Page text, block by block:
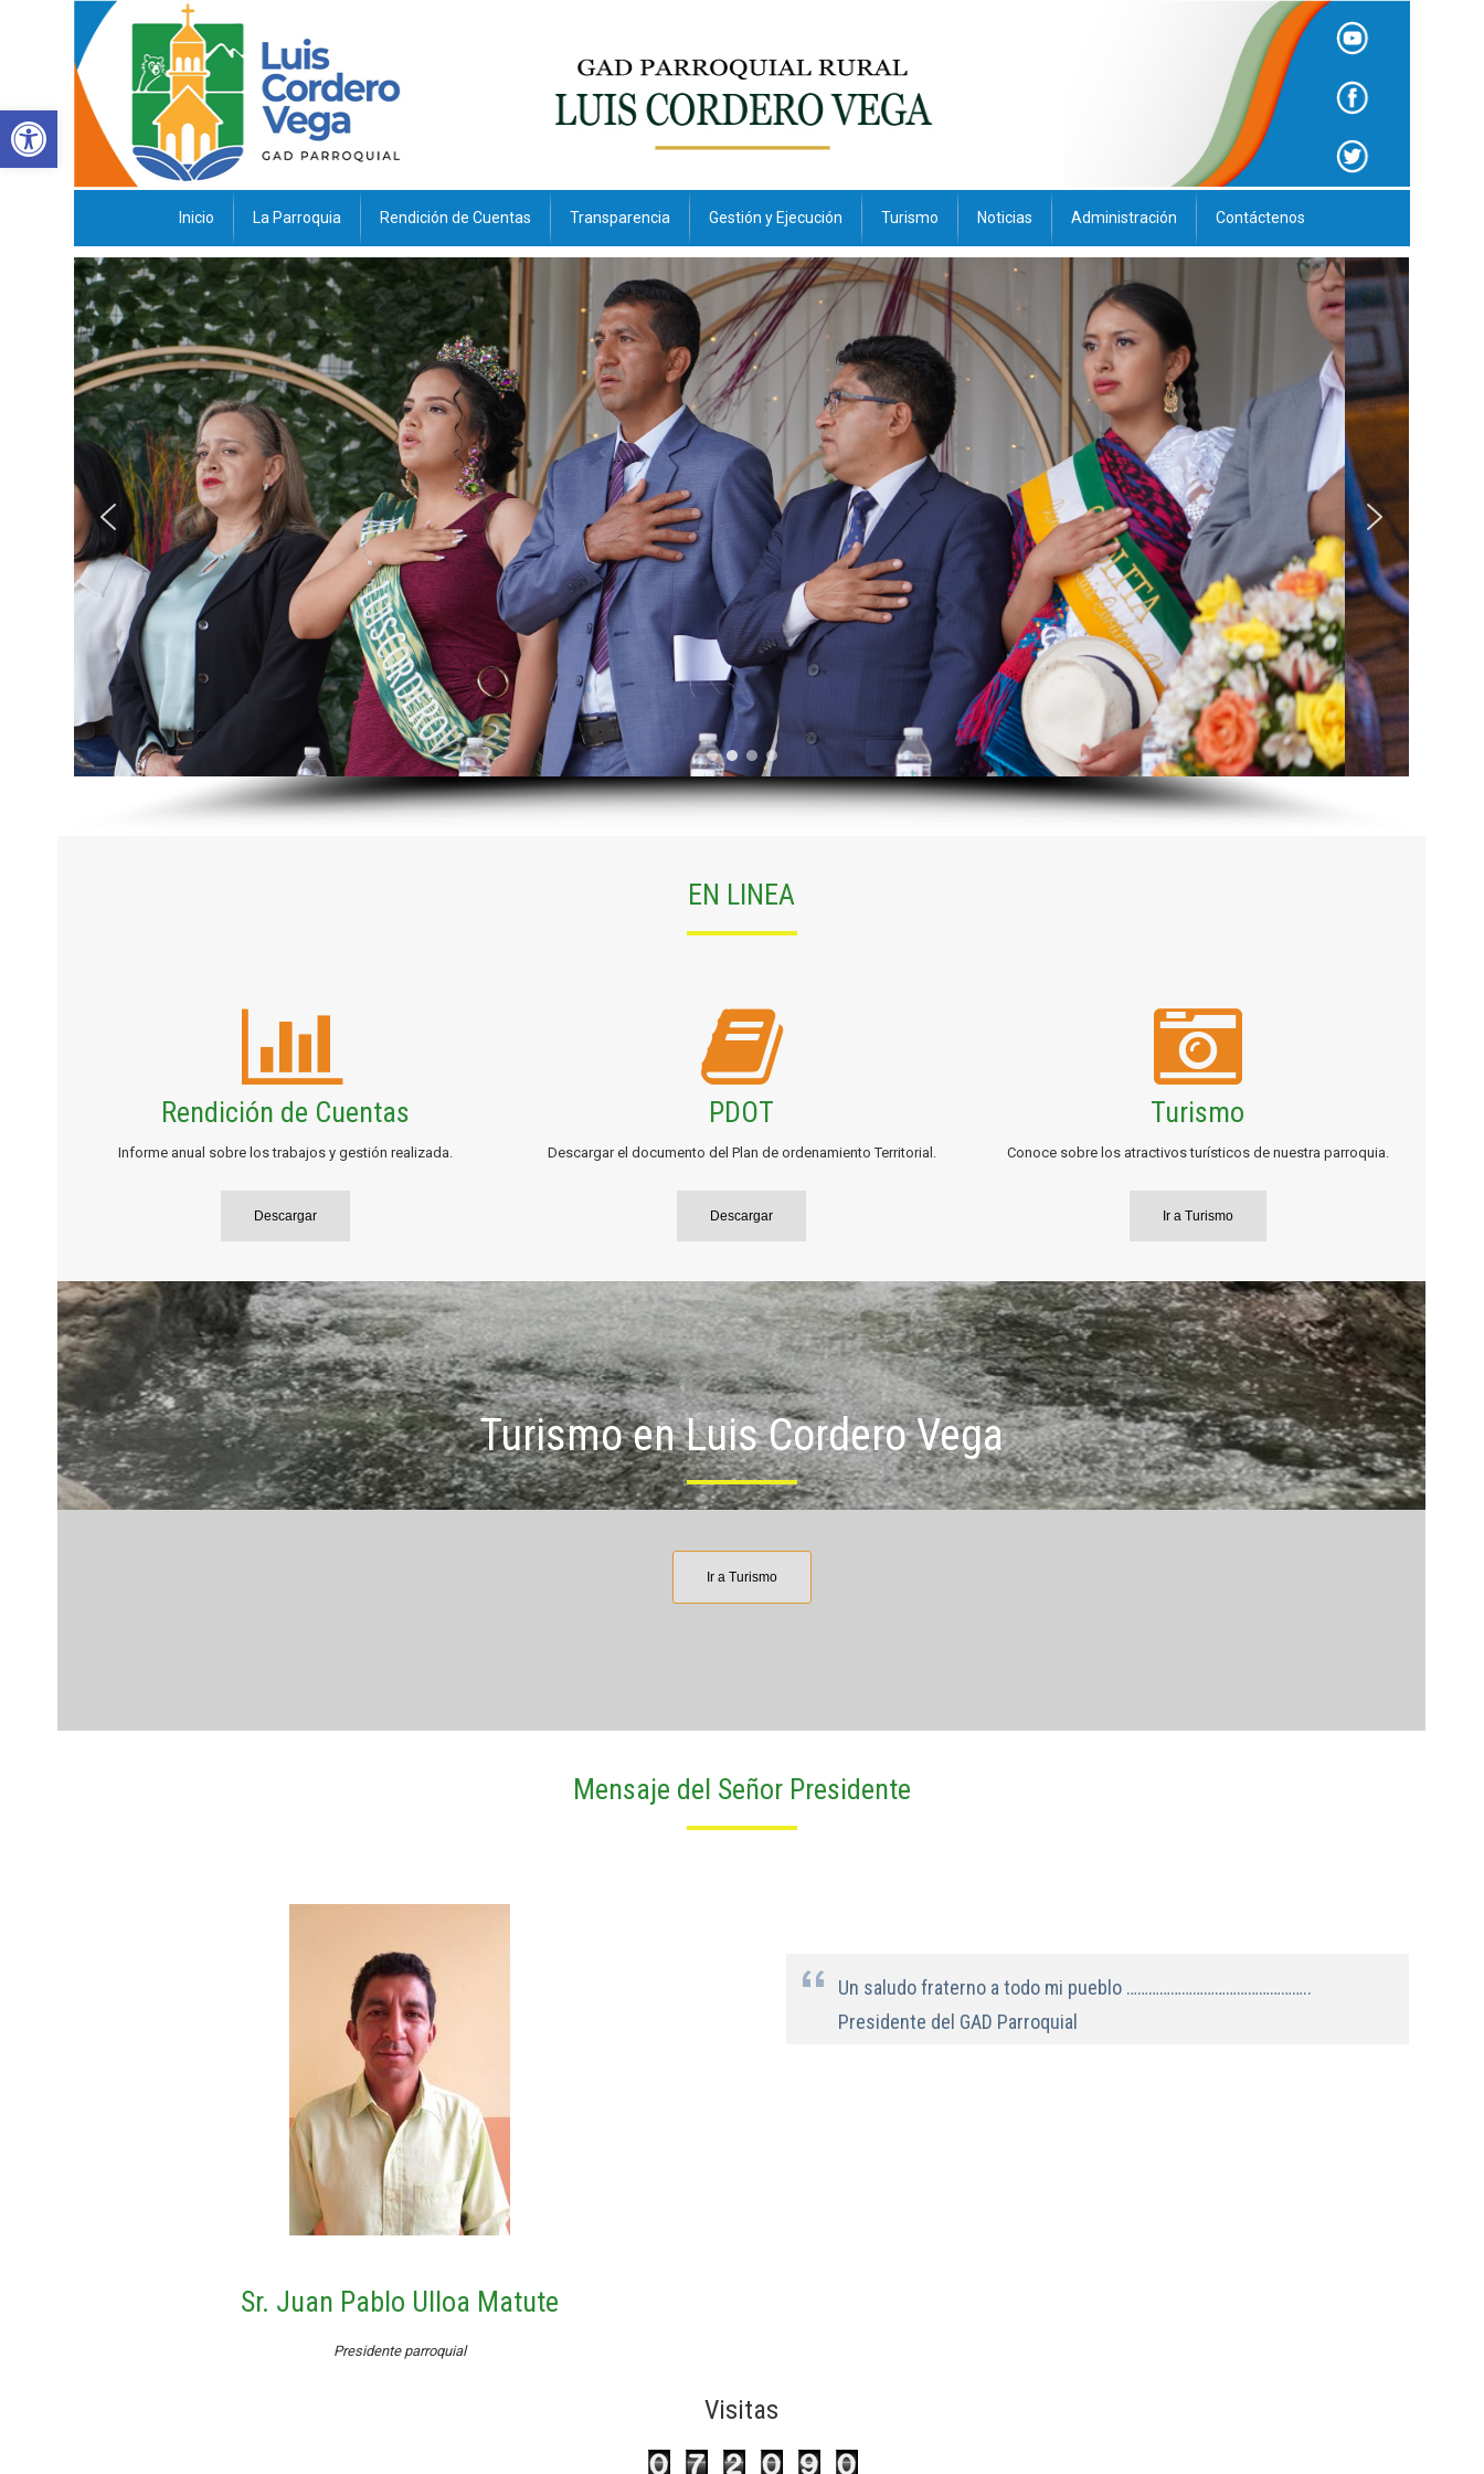
Abrir barra de herramientas
Inicio La Parroquia Rendición de Cuentas Transparencia Gestión y Ejecución Turismo Noticias Administración Contáctenos
EN LINEA
Rendición de Cuentas
Informe anual sobre los trabajos y gestión realizada.
Descargar
PDOT
Descargar el documento del Plan de ordenamiento Territorial.
Descargar
Turismo
Conoce sobre los atractivos turísticos de nuestra parroquia.
Ir a Turismo
Turismo en Luis Cordero Vega
Ir a Turismo
Mensaje del Señor Presidente
Sr. Juan Pablo Ulloa Matute
Presidente parroquial
Un saludo fraterno a todo mi pueblo …………………………………………..
Presidente del GAD Parroquial
Visitas